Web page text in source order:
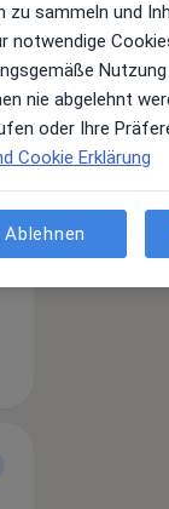
zu sammeln und
notwendige
nie abgelehnt
oder Ihre
Cookie Erklärung
Ablehnen